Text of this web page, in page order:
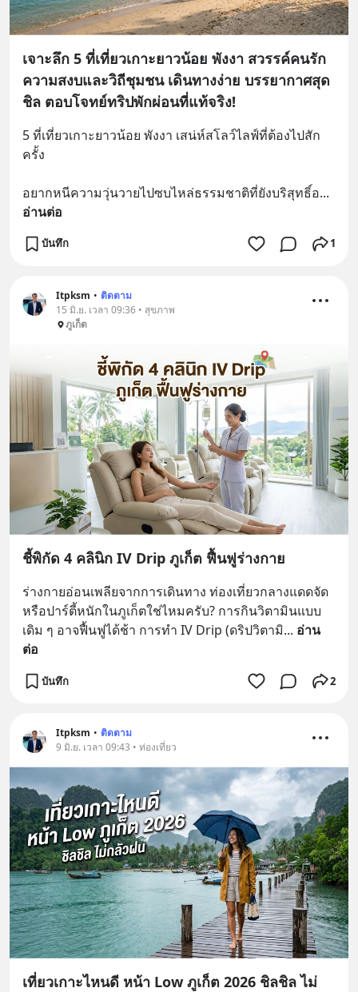
เจาะลึก 5 ที่เที่ยวเกาะยาวน้อย พังงา สวรรค์คนรัก
ความสงบและวิถีชุมชน เดินทางง่าย บรรยากาศสุด
ชิล ตอบโจทย์ทริปพักผ่อนที่แท้จริง!
5 ที่เที่ยวเกาะยาวน้อย พังงา เสน่ห์สโลว์ไลฟ์ที่ต้องไปสัก
ครั้ง
อยากหนีความวุ่นวายไปซบไหล่ธรรมชาติที่ยังบริสุทธิ์อ
อ่านต่อ
บันทึก 1
Itpksm • ติดตาม
15 มิ.ย. เวลา 09:36 • สุขภาพ
ภูเก็ต
ชี้พิกัด 4 คลินิก IV Drip ภูเก็ต ฟื้นฟูร่างกาย
ร่างกายอ่อนเพลียจากการเดินทาง ท่องเที่ยวกลางแดดจัด
หรือปาร์ตี้หนักในภูเก็ตใช่ไหมครับ? การกินวิตามินแบบ
เดิม ๆ อาจฟื้นฟูได้ช้า การทำ IV Drip (ดริปวิตามิ... อ่าน
ต่อ
บันทึก 2
Itpksm • ติดตาม
9 มิ.ย. เวลา 09:43 • ท่องเที่ยว
เที่ยวเกาะไหนดี หน้า Low ภูเก็ต 2026 ชิลชิล ไม่